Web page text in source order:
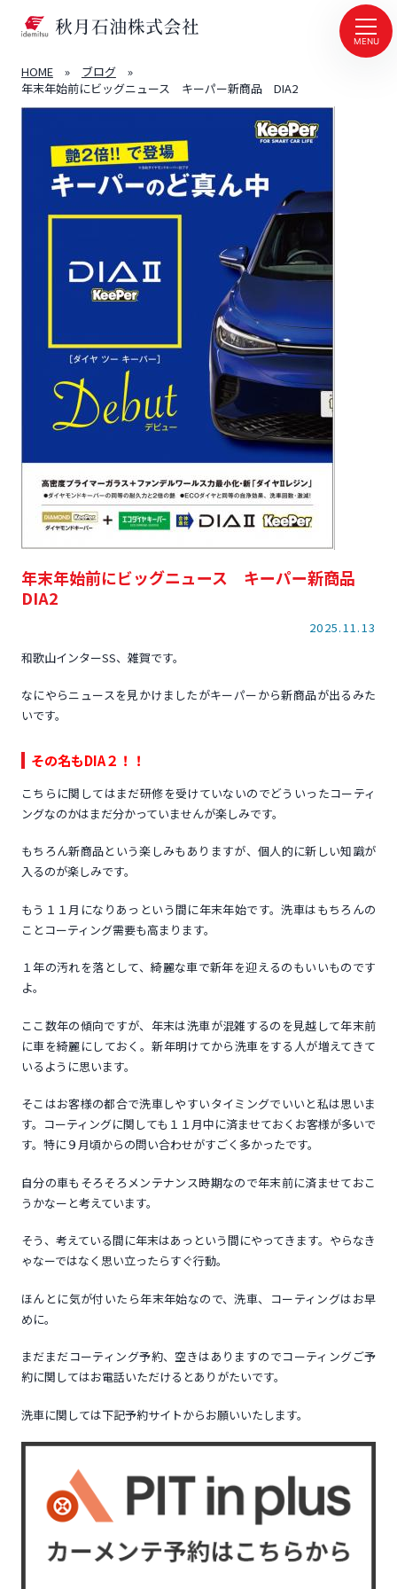
MENU
HOME » ブログ
»
年末年始前にビッグニュース キーパー新商品 DIA2
年末年始前にビッグニュース キーパー新商品
DIA2
2025.11.13
和歌山インターSS、雑賀です。
なにやらニュースを見かけましたがキーパーから新商品が出るみた
いです。
その名もDIA２！！
こちらに関してはまだ研修を受けていないのでどういったコーティ
ングなのかはまだ分かっていませんが楽しみです。
もちろん新商品という楽しみもありますが、個人的に新しい知識が
入るのが楽しみです。
もう１１月になりあっという間に年末年始です。洗車はもちろんの
ことコーティング需要も高まります。
１年の汚れを落として、綺麗な車で新年を迎えるのもいいものです
よ。
ここ数年の傾向ですが、年末は洗車が混雑するのを見越して年末前
に車を綺麗にしておく。新年明けてから洗車をする人が増えてきて
いるように思います。
そこはお客様の都合で洗車しやすいタイミングでいいと私は思いま
す。コーティングに関しても１１月中に済ませておくお客様が多いで
す。特に９月頃からの問い合わせがすごく多かったです。
自分の車もそろそろメンテナンス時期なので年末前に済ませておこ
うかなーと考えています。
そう、考えている間に年末はあっという間にやってきます。やらなき
ゃなーではなく思い立ったらすぐ行動。
ほんとに気が付いたら年末年始なので、洗車、コーティングはお早
めに。
まだまだコーティング予約、空きはありますのでコーティングご予
約に関してはお電話いただけるとありがたいです。
洗車に関しては下記予約サイトからお願いいたします。